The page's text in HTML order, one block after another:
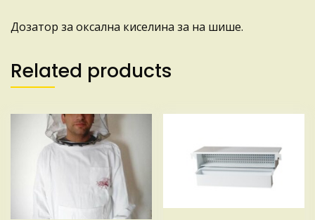
Дозатор за оксална киселина за на шише.
Related products